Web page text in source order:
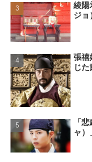
綾陽
ジョ
張禧
じた
「
ャ）